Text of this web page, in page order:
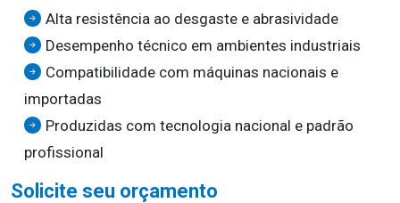
Alta resistência ao desgaste e abrasividade
Desempenho técnico em ambientes industriais
Compatibilidade com máquinas nacionais e
importadas
Produzidas com tecnologia nacional e padrão
profissional
Solicite seu orçamento